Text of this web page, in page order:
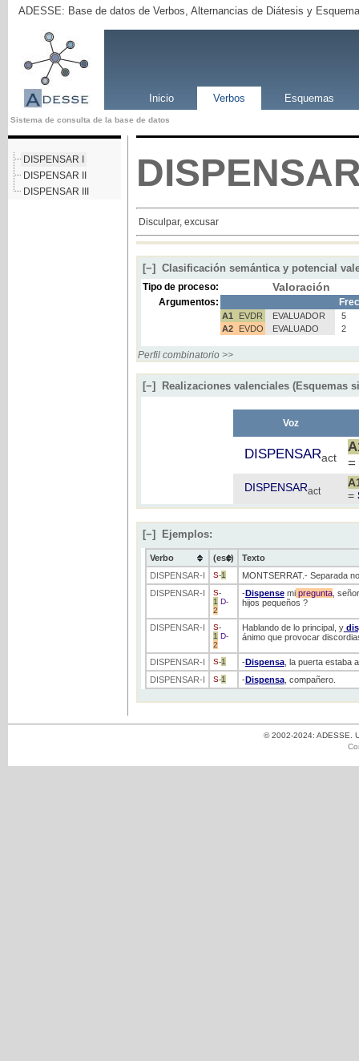
ADESSE: Base de datos de Verbos, Alternancias de Diátesis y
Inicio Verbos Esquemas
Sistema de consulta de la base de datos
DISPENSAR I
DISPENSAR II
DISPENSAR III
Disculpar, excusar
[−] Clasificación semántica y potencial
Tipo de proceso: Valoración
Argumentos:
A1 EVDR EVALUADOR 5
A2
EVDO EVALUADO 2
Perfil combinatorio >>
[−] Realizaciones valenciales (Esquemas
Voz
DISPENSARact
=
DISPENSARact
=
[−] Ejemplos:
Verbo (ess)
Texto
DISPENSAR-I S-1
MONTSERRAT.- Separada
DISPENSAR-I S-
1 D-
2
-Dispensemipregunta,
hijos pequeños ?
DISPENSAR-I S-
1 D-
2
Hablando de lo principal, y
ánimo que provocar
DISPENSAR-I S-1 -Dispensa, la puerta estaba
DISPENSAR-I S-1 -Dispensa, compañero.
© 2002-2024: ADESSE.